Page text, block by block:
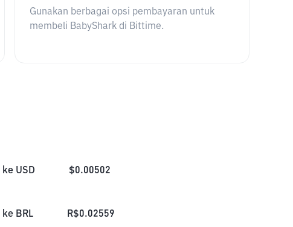
Gunakan berbagai opsi pembayaran untuk
membeli BabyShark di Bittime.
ke USD $0.00502
ke BRL R$0.02559